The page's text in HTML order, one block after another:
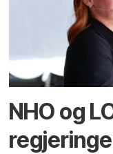
NHO og